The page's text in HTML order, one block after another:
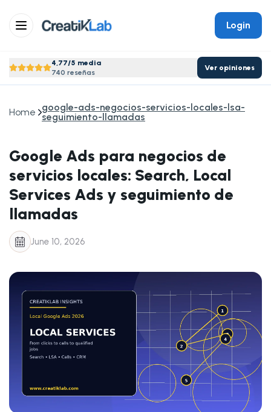
Login
4,77/5 media
740 reseñas
Ver opiniones
Home
google-ads-negocios-servicios-locales-lsa-
seguimiento-llamadas
Google Ads para negocios de
servicios locales: Search, Local
Services Ads y seguimiento de
llamadas
June 10, 2026